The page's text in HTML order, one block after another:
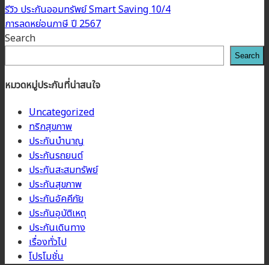
รีวิว ประกันออมทรัพย์ Smart Saving 10/4
การลดหย่อนภาษี ปี 2567
Search
Search
หมวดหมู่ประกันที่น่าสนใจ
Uncategorized
ทริกสุขภาพ
ประกันบำนาญ
ประกันรถยนต์
ประกันสะสมทรัพย์
ประกันสุขภาพ
ประกันอัคคีภัย
ประกันอุบัติเหตุ
ประกันเดินทาง
เรื่องทั่วไป
โปรโมชั่น